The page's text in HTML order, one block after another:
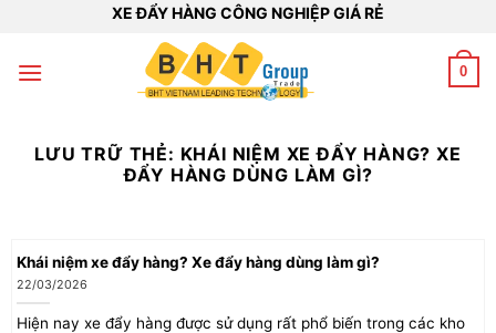
nội
XE ĐẨY HÀNG CÔNG NGHIỆP GIÁ RẺ
0
LƯU TRỮ THẺ: KHÁI NIỆM XE ĐẨY HÀNG? XE
ĐẨY HÀNG DÙNG LÀM GÌ?
Khái niệm xe đẩy hàng? Xe đẩy hàng dùng làm gì?
22/03/2026
Hiện nay xe đẩy hàng được sử dụng rất phổ biến trong các kho